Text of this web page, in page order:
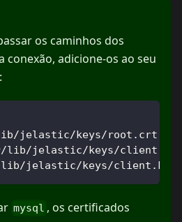
os caminhos dos
conexão, adicione-os ao seu
:
jelastic/keys/root.crt
lib/jelastic/keys/client.crt
jelastic/keys/client.key
mysql , os certificados